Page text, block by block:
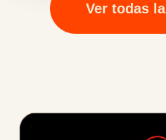
Ver todas